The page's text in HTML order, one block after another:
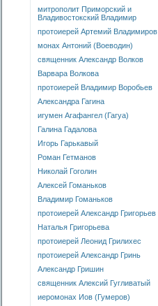
митрополит Приморский и
Владивостокский Владимир
протоиерей Артемий Владимиров
монах Антоний (Воеводин)
священник Александр Волков
Варвара Волкова
протоиерей Владимир Воробьев
Александра Гагина
игумен Агафангел (Гагуа)
Галина Гадалова
Игорь Гарькавый
Роман Гетманов
Николай Гоголин
Алексей Гоманьков
Владимир Гоманьков
протоиерей Александр Григорьев
Наталья Григорьева
протоиерей Леонид Грилихес
протоиерей Александр Гринь
Александр Гришин
священник Алексий Гугливатый
иеромонах Иов (Гумеров)